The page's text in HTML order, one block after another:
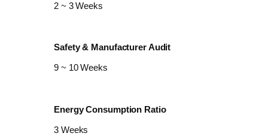
2 ~ 3 Weeks
Safety & Manufacturer Audit
9 ~ 10 Weeks
Energy Consumption Ratio
3 Weeks